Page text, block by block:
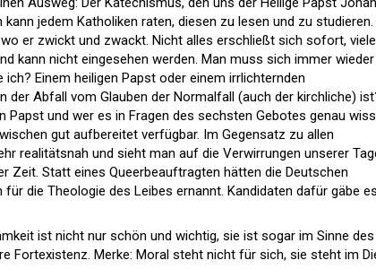
kann jedem Katholiken raten, diesen zu lesen und zu
er zwickt und zwackt. Nicht alles erschließt sich sofort,
kann nicht eingesehen werden. Man muss sich immer wieder
ich? Einem heiligen Papst oder einem irrlichternden
der Abfall vom Glauben der Normalfall (auch der kirchliche)
Papst und wer es in Fragen des sechsten Gebotes genau
gut aufbereitet verfügbar. Im Gegensatz zu allen
realitätsnah und sieht man auf die Verwirrungen unserer
Zeit. Statt eines Queerbeauftragten hätten die Deutschen
die Theologie des Leibes ernannt. Kandidaten dafür gäbe es
ist nicht nur schön und wichtig, sie ist sogar im Sinne des
Fortexistenz. Merke: Moral steht nicht für sich, sie steht im